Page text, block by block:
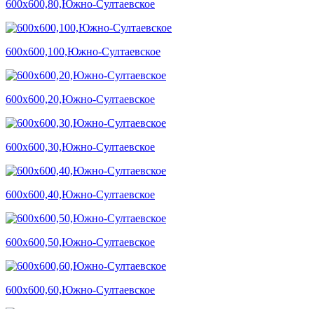
600х600,80,Южно-Султаевское
600х600,100,Южно-Султаевское
600х600,20,Южно-Султаевское
600х600,30,Южно-Султаевское
600х600,40,Южно-Султаевское
600х600,50,Южно-Султаевское
600х600,60,Южно-Султаевское